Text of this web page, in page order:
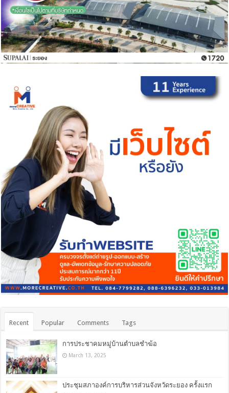
Recent Popular Comments Tags
การประชาคมหมู่บ้านตำบลชำฆ้อ
March 13, 2025
ประชุมสภาองค์การบริหารส่วนจังหวัดระยอง ครั้งแรก